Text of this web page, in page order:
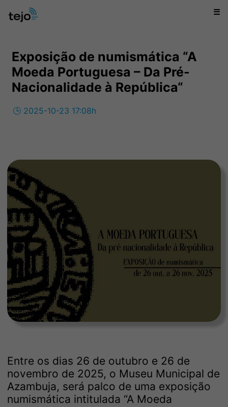
☰
Exposição de numismática “A
Moeda Portuguesa – Da Pré-
Nacionalidade à República“
🕒 2025-10-23 17:08h
Entre os dias 26 de outubro e 26 de
novembro de 2025, o Museu Municipal de
Azambuja, será palco de uma exposição
numismática intitulada “A Moeda